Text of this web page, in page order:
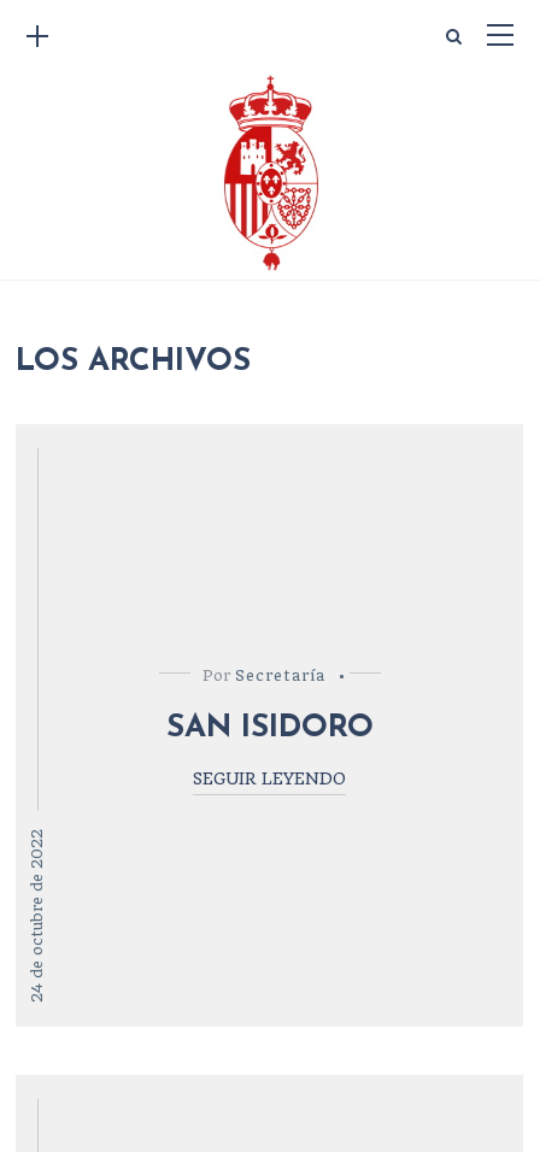
LOS ARCHIVOS
24 de octubre de 2022
Por Secretaría
SAN ISIDORO
SEGUIR LEYENDO